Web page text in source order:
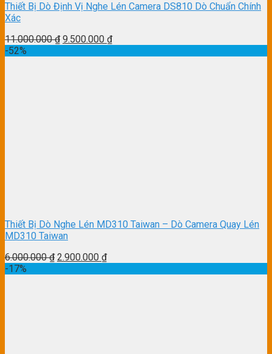
Thiết Bị Dò Định Vị Nghe Lén Camera DS810 Dò Chuẩn Chính
Xác
11.000.000₫ 9.500.000 ₫
-52%
Thiết Bị Dò Nghe Lén MD310 Taiwan – Dò Camera Quay Lén
MD310 Taiwan
6.000.000₫ 2.900.000 ₫
-17%